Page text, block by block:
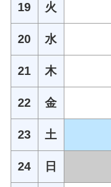
19 火
20 水
21 木
22 金
23 土
24 日